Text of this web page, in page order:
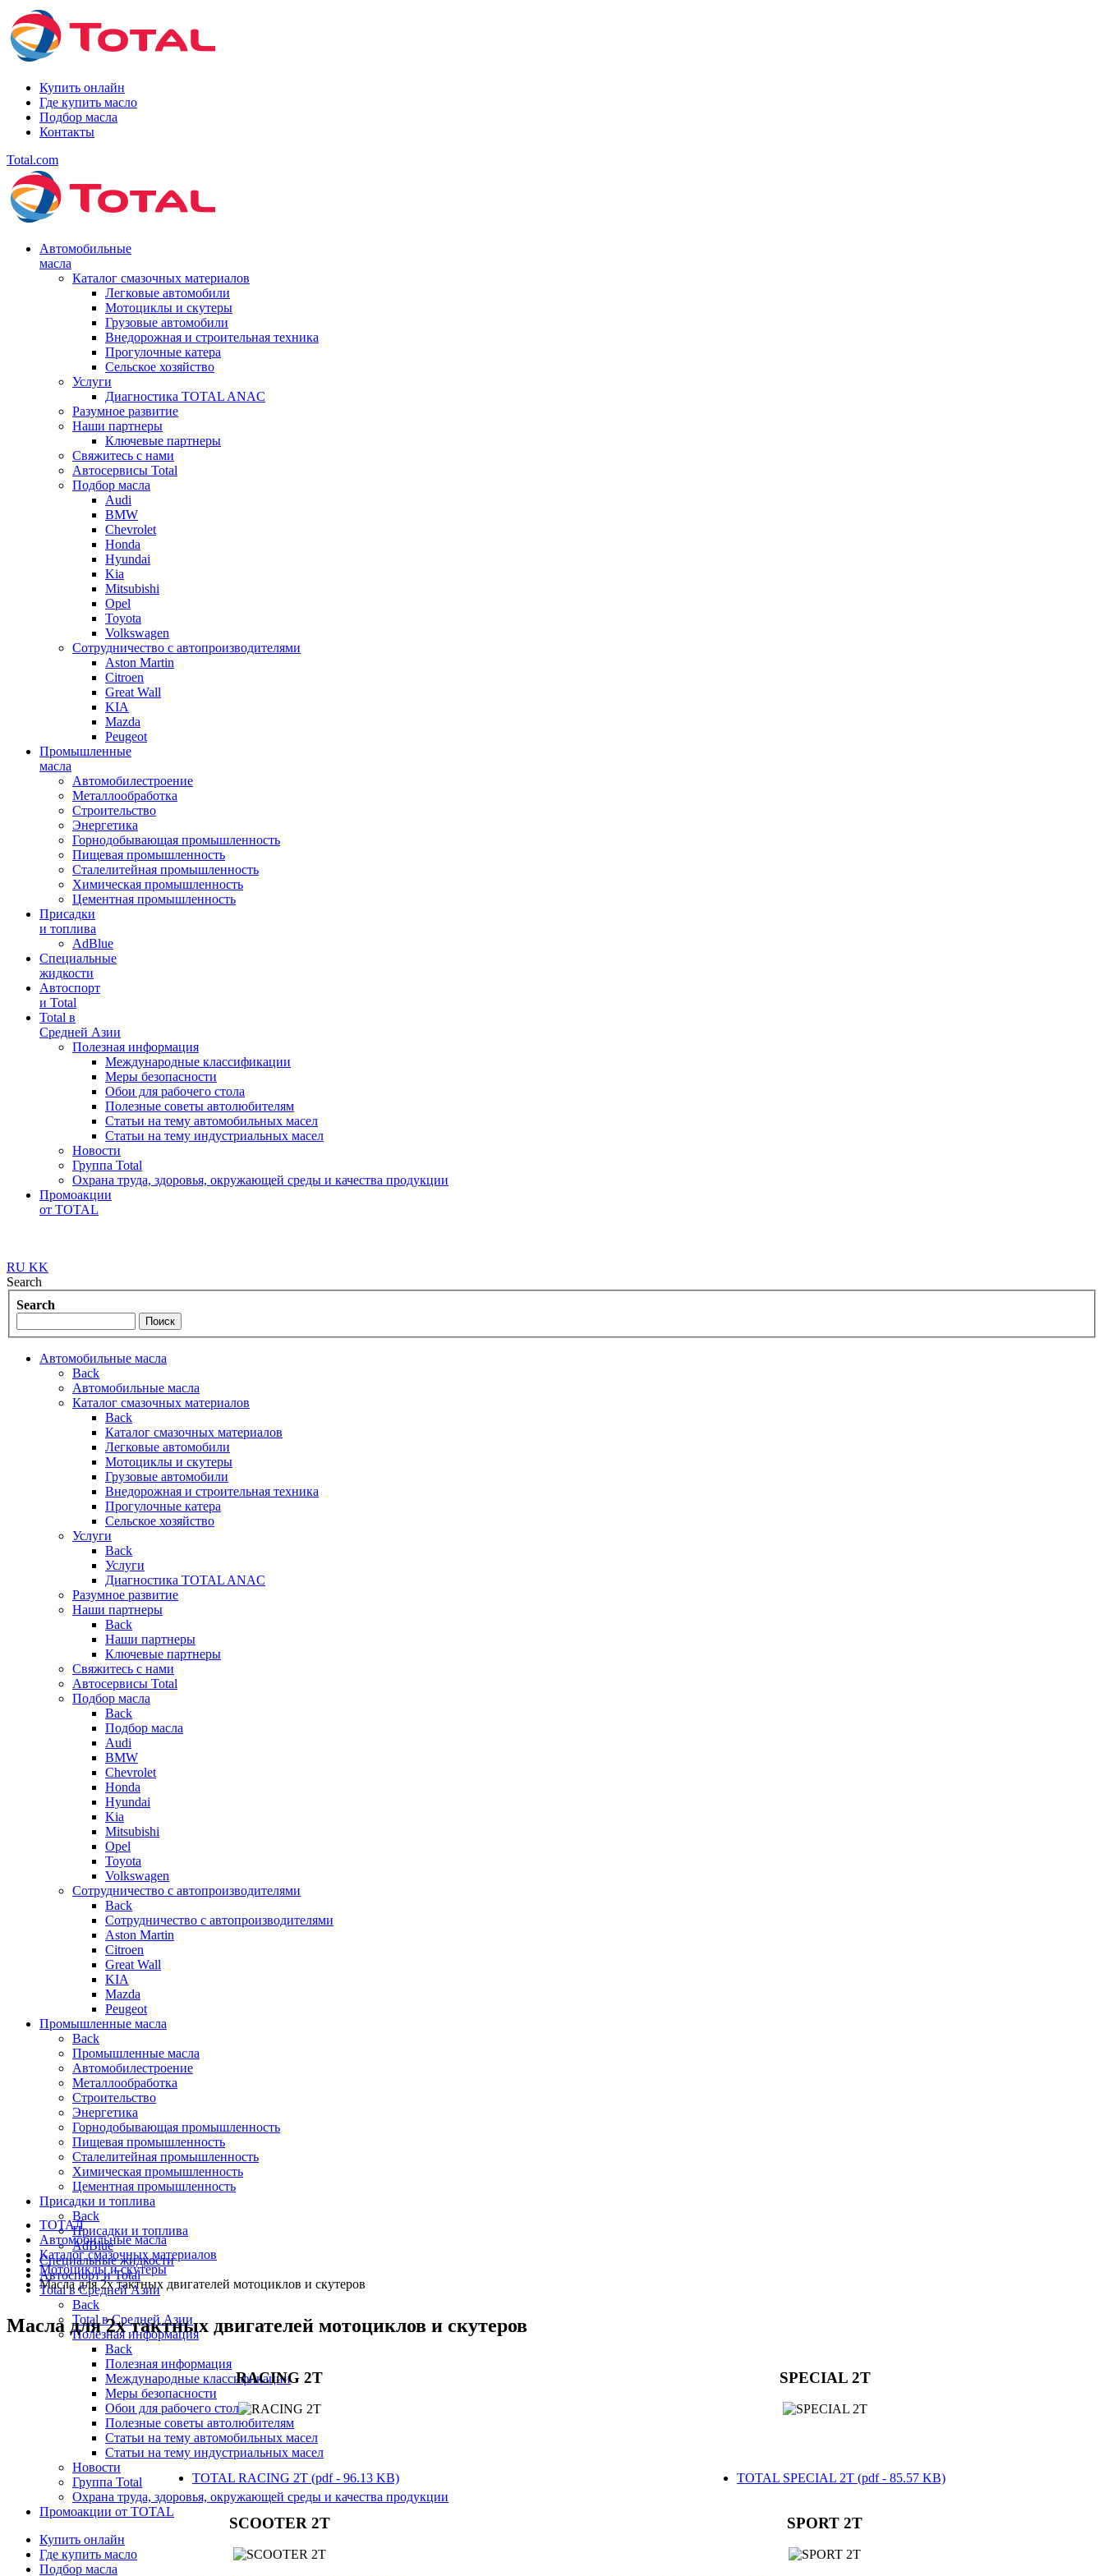
Купить онлайн
Где купить масло
Подбор масла
Контакты
Total.com
Автомобильные
масла
Каталог смазочных материалов
Легковые автомобили
Мотоциклы и скутеры
Грузовые автомобили
Внедорожная и строительная техника
Прогулочные катера
Сельское хозяйство
Услуги
Диагностика TOTAL ANAC
Разумное развитие
Наши партнеры
Ключевые партнеры
Свяжитесь с нами
Автосервисы Total
Подбор масла
Audi
BMW
Chevrolet
Honda
Hyundai
Kia
Mitsubishi
Opel
Toyota
Volkswagen
Сотрудничество с автопроизводителями
Aston Martin
Citroen
Great Wall
KIA
Mazda
Peugeot
Промышленные
масла
Автомобилестроение
Металлообработка
Строительство
Энергетика
Горнодобывающая промышленность
Пищевая промышленность
Сталелитейная промышленность
Химическая промышленность
Цементная промышленность
Присадки
и топлива
AdBlue
Специальные
жидкости
Автоспорт
и Total
Total в
Средней Азии
Полезная информация
Международные классификации
Меры безопасности
Обои для рабочего стола
Полезные советы автолюбителям
Статьи на тему автомобильных масел
Статьи на тему индустриальных масел
Новости
Группа Total
Охрана труда, здоровья, окружающей среды и качества продукции
Промоакции
от TOTAL
RU KK
Search
Search
Автомобильные масла
Back
Автомобильные масла
Каталог смазочных материалов
Back
Каталог смазочных материалов
Легковые автомобили
Мотоциклы и скутеры
Грузовые автомобили
Внедорожная и строительная техника
Прогулочные катера
Сельское хозяйство
Услуги
Back
Услуги
Диагностика TOTAL ANAC
Разумное развитие
Наши партнеры
Back
Наши партнеры
Ключевые партнеры
Свяжитесь с нами
Автосервисы Total
Подбор масла
Back
Подбор масла
Audi
BMW
Chevrolet
Honda
Hyundai
Kia
Mitsubishi
Opel
Toyota
Volkswagen
Сотрудничество с автопроизводителями
Back
Сотрудничество с автопроизводителями
Aston Martin
Citroen
Great Wall
KIA
Mazda
Peugeot
Промышленные масла
Back
Промышленные масла
Автомобилестроение
Металлообработка
Строительство
Энергетика
Горнодобывающая промышленность
Пищевая промышленность
Сталелитейная промышленность
Химическая промышленность
Цементная промышленность
Присадки и топлива
Back
Присадки и топлива
AdBlue
Специальные жидкости
Автоспорт и Total
Total в Средней Азии
Back
Total в Средней Азии
Полезная информация
Back
Полезная информация
Международные классификации
Меры безопасности
Обои для рабочего стола
Полезные советы автолюбителям
Статьи на тему автомобильных масел
Статьи на тему индустриальных масел
Новости
Группа Total
Охрана труда, здоровья, окружающей среды и качества продукции
Промоакции от TOTAL
Купить онлайн
Где купить масло
Подбор масла
ТОТАЛ
Автомобильные масла
Каталог смазочных материалов
Мотоциклы и скутеры
Масла для 2х тактных двигателей мотоциклов и скутеров
Масла для 2х тактных двигателей мотоциклов и скутеров
RACING 2T​
TOTAL RACING 2T (pdf - 96.13 KB)
SPECIAL 2T​
TOTAL SPECIAL 2T (pdf - 85.57 KB)
SCOOTER 2T​ SPORT 2T​